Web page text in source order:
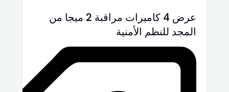
عرض 4 كاميرات مراقبة 2 ميجا من
المجد للنظم الأمنية